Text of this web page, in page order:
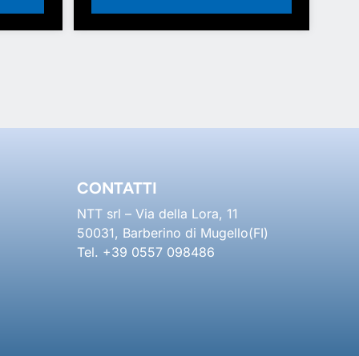
CONTATTI
NTT srl – Via della Lora, 11
50031, Barberino di Mugello(FI)
Tel. +39 0557 098486